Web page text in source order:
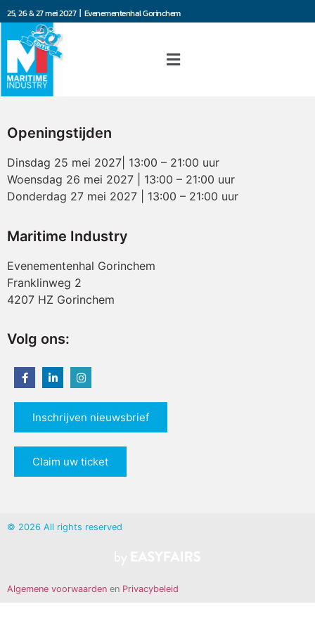
25, 26 & 27 mei 2027 | Evenementenhal Gorinchem
Openingstijden
Dinsdag 25 mei 2027| 13:00 – 21:00 uur
Woensdag 26 mei 2027 | 13:00 – 21:00 uur
Donderdag 27 mei 2027 | 13:00 – 21:00 uur
Maritime Industry
Evenementenhal Gorinchem
Franklinweg 2
4207 HZ Gorinchem
Volg ons:
Inschrijven nieuwsbrief
Claim uw ticket
© 2026 All rights reserved
Algemene voorwaarden en Privacybeleid